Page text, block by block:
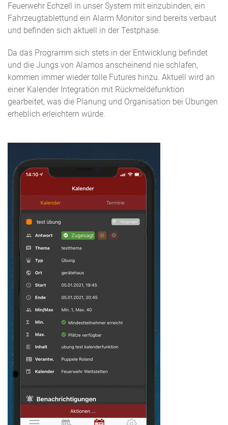
Feuerwehr Echzell in unser System mit einzubinden, ein
Fahrzeugtablettund ein Alarm Monitor sind bereits verbaut
und befinden sich aktuell in der Testphase.
Da das Programm sich stets in der Entwicklung befindet
und die Jungs von Alamos anscheinend nie schlafen,
kommen immer wieder tolle Futures hinzu. Aktuell wird an
einer Kalender Integration mit Rückmeldefunktion
gearbeitet, was die Planung und Organisation bei Übungen
erheblich erleichtern würde.